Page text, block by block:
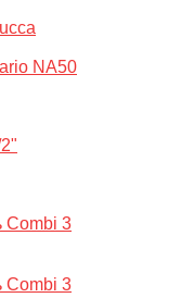
NA50
Combi 3
Combi 3